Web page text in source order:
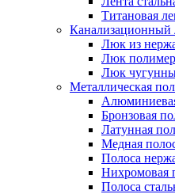
Титановая
Канализационный
Люк из
Люк
Люк
Металлическая
Бронзовая
Латунная
Медная
Полоса
Нихромовая
Полоса